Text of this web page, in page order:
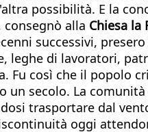
possibilità. E la
consegnò alla Chiesa la
successivi,
leghe di lavoratori,
Fu così che il popolo
un secolo. La
trasportare dal
oggi